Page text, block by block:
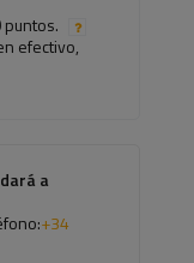
efectivo,
a
+34